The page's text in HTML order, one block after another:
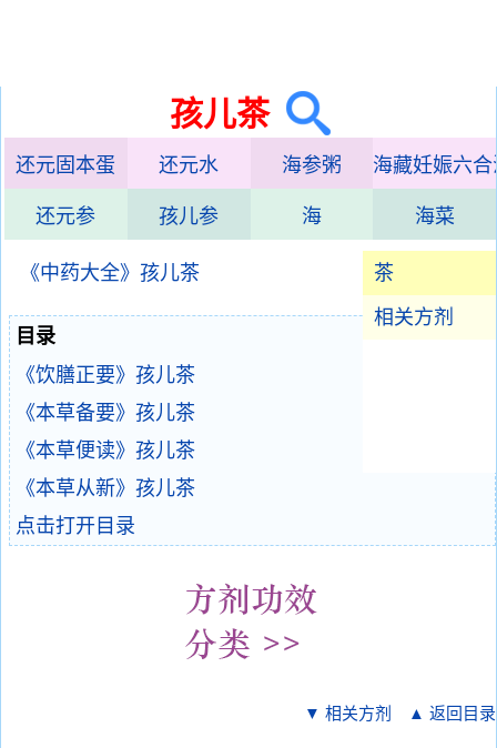
孩儿茶
还元固本蛋 还元水 海参粥 海藏妊娠六合
还元参 孩儿参 海 海菜
茶
相关方剂
《中药大全》孩儿茶
目录
《饮膳正要》孩儿茶
《本草备要》孩儿茶
《本草便读》孩儿茶
《本草从新》孩儿茶
点击打开目录
▼ 相关方剂 ▲ 返回目录